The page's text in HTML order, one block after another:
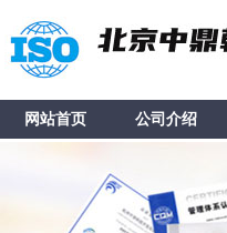
网站首页 公司介绍